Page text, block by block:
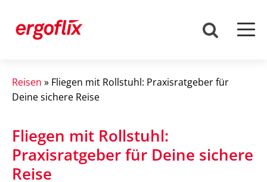
Reisen » Fliegen mit Rollstuhl: Praxisratgeber für
Deine sichere Reise
Fliegen mit Rollstuhl:
Praxisratgeber für Deine sichere
Reise